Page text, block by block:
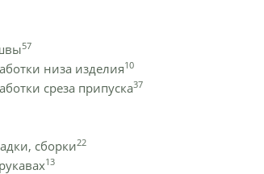
57
низа изделия10
среза припуска37
сборки22
13